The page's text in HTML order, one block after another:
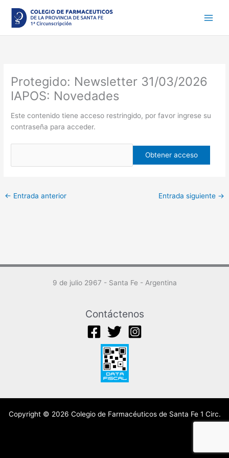
contenido
Protegido: Newsletter 31/03/2026
IAPOS: Novedades
Este contenido tiene acceso restringido, por favor ingrese su
contraseña para acceder.
← Entrada anterior Entrada siguiente →
9 de julio 2967 - Santa Fe - Argentina
Contáctenos
Copyright © 2026 Colegio de Farmacéuticos de Santa Fe 1 Circ.